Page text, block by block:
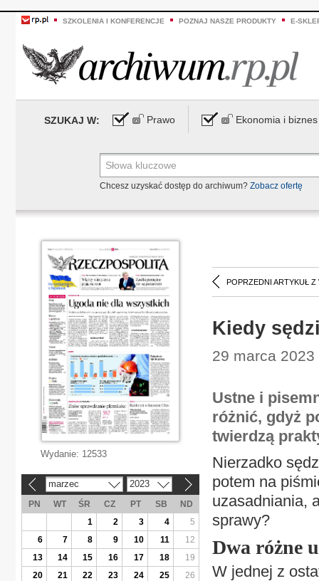
SZKOLENIA I KONFERENCJE POZNAJ NASZE PRODUKTY E-
SZUKAJ W: Prawo Ekonomia i biznes
Chcesz uzyskać dostęp do archiwum? Zobacz ofertę
POPRZEDNI ARTYKUŁ Z
Kiedy
29 marca
Ustne i
różnić, gdyż
twierdzą
Nierzadko
potem na
uzasadniania,
sprawy?
Dwa różne
W jednej z
Wydanie: 12533
marzec 2023
PN WT ŚR CZ PT SB
ND
1
2 3 4
5
6
7 8 9 10 11
12
13
14 15 16 17 18
19
20
21 22 23 24 25
26